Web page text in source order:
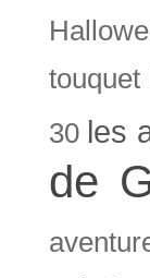
touquet
30 les
de